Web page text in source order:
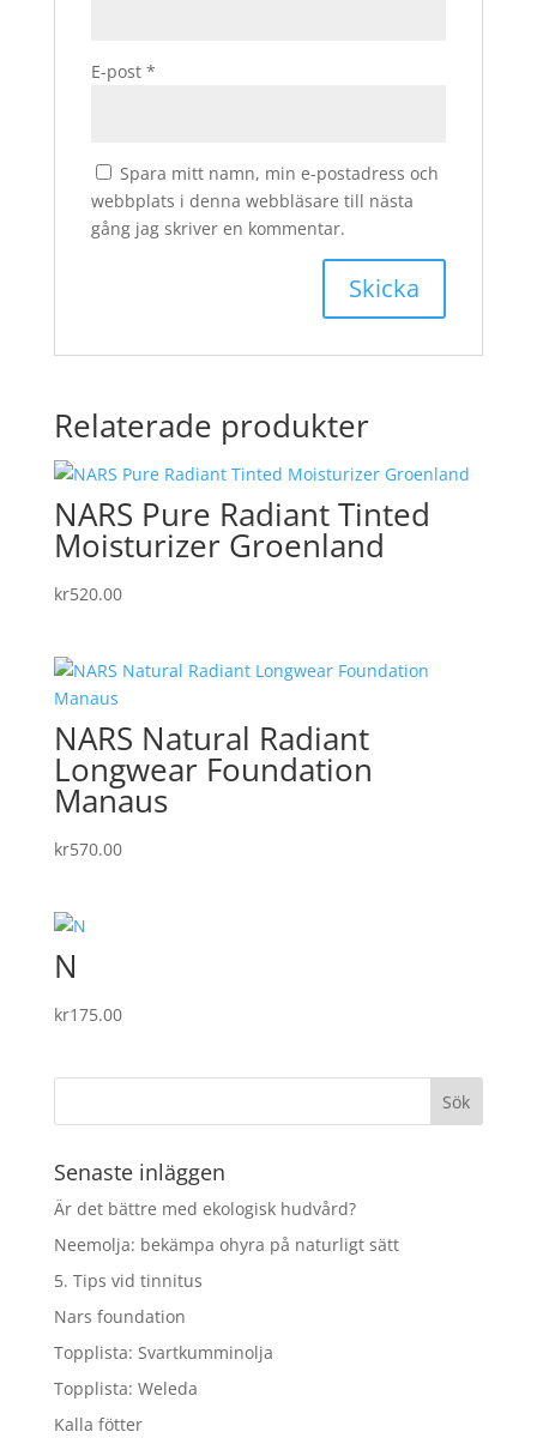
E-post *
Spara mitt namn, min e-postadress och
webbplats i denna webbläsare till nästa
gång jag skriver en kommentar.
Relaterade produkter
NARS Pure Radiant Tinted
Moisturizer Groenland
kr520.00
NARS Natural Radiant
Longwear Foundation
Manaus
kr570.00
N
kr175.00
Senaste inläggen
Är det bättre med ekologisk hudvård?
Neemolja: bekämpa ohyra på naturligt sätt
5. Tips vid tinnitus
Nars foundation
Topplista: Svartkumminolja
Topplista: Weleda
Kalla fötter